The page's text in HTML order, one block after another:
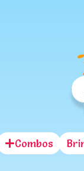
Combos